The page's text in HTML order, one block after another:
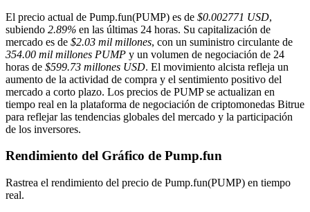
Futuros COIN-M
El precio actual de Pump.fun(PUMP) es de $0.002771 USD,
subiendo 2.89% en las últimas 24 horas. Su capitalización de
mercado es de $2.03 mil millones, con un suministro circulante de
354.00 mil millones PUMP y un volumen de negociación de 24
horas de $599.73 millones USD. El movimiento alcista refleja un
aumento de la actividad de compra y el sentimiento positivo del
mercado a corto plazo. Los precios de PUMP se actualizan en
tiempo real en la plataforma de negociación de criptomonedas Bitrue
para reflejar las tendencias globales del mercado y la participación
de los inversores.
Rendimiento del Gráfico de Pump.fun
Rastrea el rendimiento del precio de Pump.fun(PUMP) en tiempo
real.